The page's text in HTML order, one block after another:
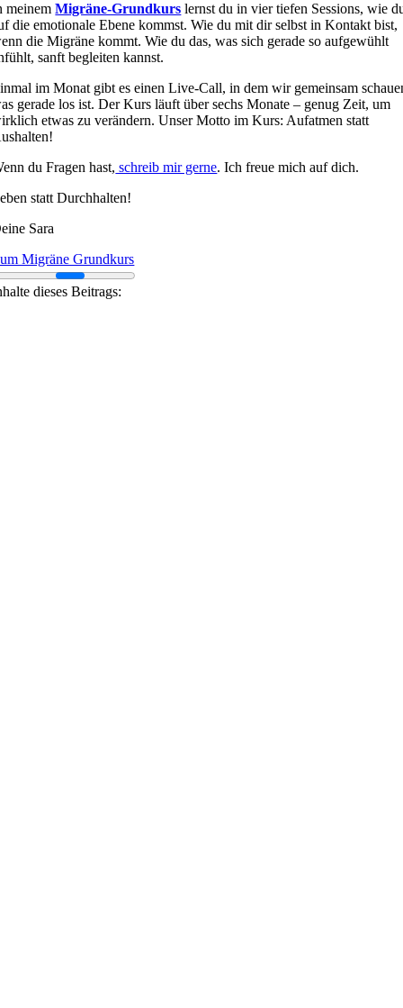
meinemMigräne-Grundkurs lernst du in vier tiefen Sessions, wie
die emotionale Ebene kommst. Wie du mit dir selbst in Kontakt bist,
die Migräne kommt. Wie du das, was sich gerade so aufgewühlt
sanft begleiten kannst.
im Monat gibt es einen Live-Call, in dem wir gemeinsam
gerade los ist. Der Kurs läuft über sechs Monate – genug Zeit, um
etwas zu verändern. Unser Motto im Kurs: Aufatmen statt
du Fragen hast, schreib mir gerne. Ich freue mich auf dich.
statt Durchhalten!
Sara
Migräne Grundkurs
dieses Beitrags: